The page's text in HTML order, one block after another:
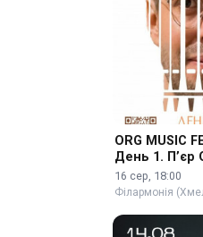
ORG MUSIC
День 1.
(Франція)
16 сер, 18:00
Філармонія